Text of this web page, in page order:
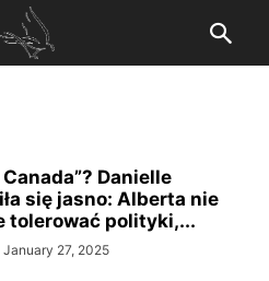
Canada”? Danielle
się jasno: Alberta nie
tolerować polityki,...
January 27, 2025